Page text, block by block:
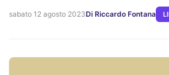
sabato 12 agosto 2023Di Riccardo Fontana